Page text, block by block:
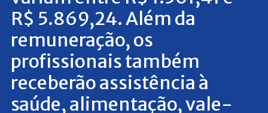
R$ 5.869,24. Além da
remuneração, os
profissionais também
receberão assistência à
saúde, alimentação, vale-